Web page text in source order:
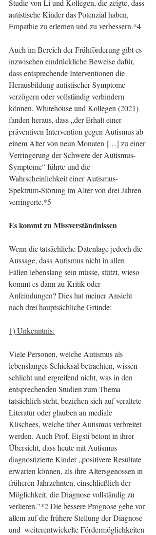
Studie von Li und Kollegen, die zeigte, dass
autistische Kinder das Potenzial haben,
Empathie zu erlernen und zu verbessern.*4
Auch im Bereich der Frühförderung gibt es
inzwischen eindrückliche Beweise dafür,
dass entsprechende Interventionen die
Herausbildung autistischer Symptome
verzögern oder vollständig verhindern
können. Whitehouse und Kollegen (2021)
fanden heraus, dass „der Erhalt einer
präventiven Intervention gegen Autismus ab
einem Alter von neun Monaten […] zu einer
Verringerung der Schwere der Autismus-
Symptome“ führte und die
Wahrscheinlichkeit einer Autismus-
Spektrum-Störung im Alter von drei Jahren
verringerte.*5
Es kommt zu Missverständnissen
Wenn die tatsächliche Datenlage jedoch die
Aussage, dass Autismus nicht in allen
Fällen lebenslang sein müsse, stützt, wieso
kommt es dann zu Kritik oder
Anfeindungen? Dies hat meiner Ansicht
nach drei hauptsächliche Gründe:
1) Unkenntnis:
Viele Personen, welche Autismus als
lebenslanges Schicksal betrachten, wissen
schlicht und ergreifend nicht, was in den
entsprechenden Studien zum Thema
tatsächlich steht, beziehen sich auf veraltete
Literatur oder glauben an mediale
Klischees, welche über Autismus verbreitet
werden. Auch Prof. Eigsti betont in ihrer
Übersicht, dass heute mit Autismus
diagnostizierte Kinder „positivere Resultate
erwarten können, als ihre Altersgenossen in
früheren Jahrzehnten, einschließlich der
Möglichkeit, die Diagnose vollständig zu
verlieren."*2 Die bessere Prognose gehe vor
allem auf die frühere Stellung der Diagnose
und  weiterentwickelte Fördermöglichkeiten